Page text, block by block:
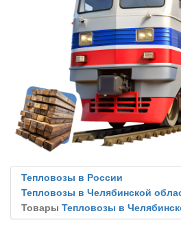
Тепловозы в России
Тепловозы в Челябинской
Товары Тепловозы в